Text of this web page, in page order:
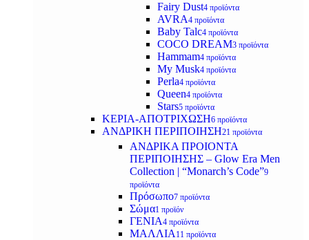
Fairy Dust4 προϊόντα
AVRA4 προϊόντα
Baby Talc4 προϊόντα
COCO DREAM3 προϊόντα
Hammam4 προϊόντα
My Musk4 προϊόντα
Perla4 προϊόντα
Queen4 προϊόντα
Stars5 προϊόντα
ΚΕΡΙΑ-ΑΠΟΤΡΙΧΩΣΗ6 προϊόντα
ΑΝΔΡΙΚΗ ΠΕΡΙΠΟΙΗΣΗ21 προϊόντα
ΑΝΔΡΙΚΑ ΠΡΟΙΟΝΤΑ
ΠΕΡΙΠΟΙΗΣΗΣ – Glow Era Men
Collection | “Monarch’s Code”9
προϊόντα
Πρόσωπο7 προϊόντα
Σώμα1 προϊόν
ΓΕΝΙΑ4 προϊόντα
ΜΑΛΛΙΑ 11 προϊόντα